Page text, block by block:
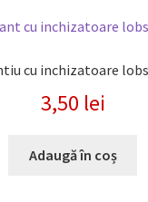
cu inchizatoare
3,50 lei
Adaugă în coș